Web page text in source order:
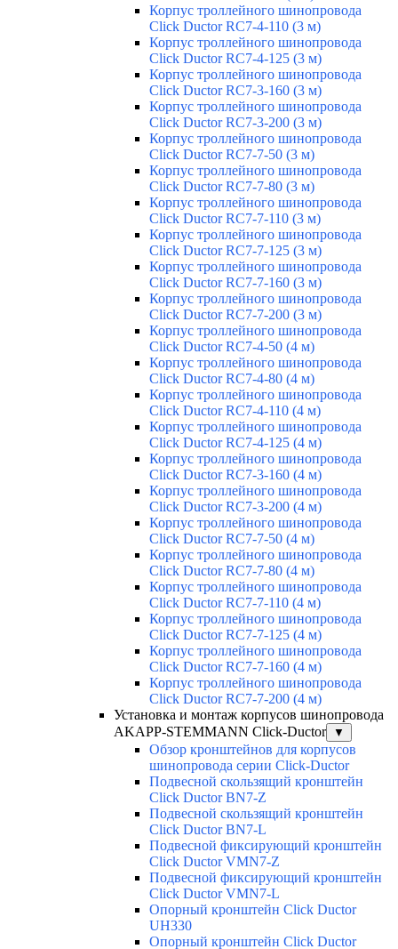
Корпус троллейного шинопровода
Click Ductor RC7-4-110 (3 м)
Корпус троллейного шинопровода
Click Ductor RC7-4-125 (3 м)
Корпус троллейного шинопровода
Click Ductor RC7-3-160 (3 м)
Корпус троллейного шинопровода
Click Ductor RC7-3-200 (3 м)
Корпус троллейного шинопровода
Click Ductor RC7-7-50 (3 м)
Корпус троллейного шинопровода
Click Ductor RC7-7-80 (3 м)
Корпус троллейного шинопровода
Click Ductor RC7-7-110 (3 м)
Корпус троллейного шинопровода
Click Ductor RC7-7-125 (3 м)
Корпус троллейного шинопровода
Click Ductor RC7-7-160 (3 м)
Корпус троллейного шинопровода
Click Ductor RC7-7-200 (3 м)
Корпус троллейного шинопровода
Click Ductor RC7-4-50 (4 м)
Корпус троллейного шинопровода
Click Ductor RC7-4-80 (4 м)
Корпус троллейного шинопровода
Click Ductor RC7-4-110 (4 м)
Корпус троллейного шинопровода
Click Ductor RC7-4-125 (4 м)
Корпус троллейного шинопровода
Click Ductor RC7-3-160 (4 м)
Корпус троллейного шинопровода
Click Ductor RC7-3-200 (4 м)
Корпус троллейного шинопровода
Click Ductor RC7-7-50 (4 м)
Корпус троллейного шинопровода
Click Ductor RC7-7-80 (4 м)
Корпус троллейного шинопровода
Click Ductor RC7-7-110 (4 м)
Корпус троллейного шинопровода
Click Ductor RC7-7-125 (4 м)
Корпус троллейного шинопровода
Click Ductor RC7-7-160 (4 м)
Корпус троллейного шинопровода
Click Ductor RC7-7-200 (4 м)
Установка и монтаж корпусов шинопровода
AKAPP-STEMMANN Click-Ductor
▼
Обзор кронштейнов для корпусов
шинопровода серии Click-Ductor
Подвесной скользящий кронштейн
Click Ductor BN7-Z
Подвесной скользящий кронштейн
Click Ductor BN7-L
Подвесной фиксирующий кронштейн
Click Ductor VMN7-Z
Подвесной фиксирующий кронштейн
Click Ductor VMN7-L
Опорный кронштейн Click Ductor
UH330
Опорный кронштейн Click Ductor